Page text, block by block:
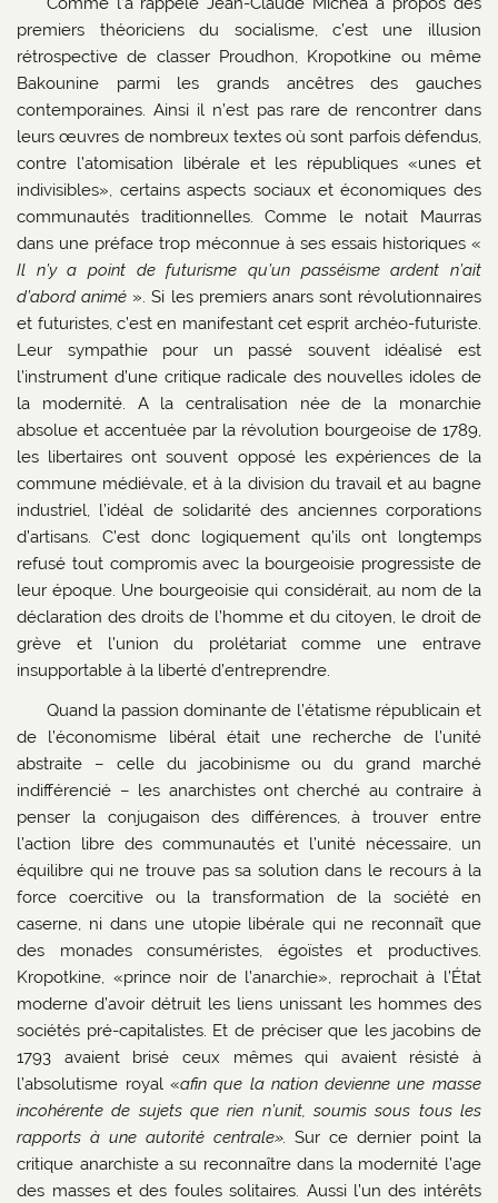
premiers théoriciens du socialisme, c’est une illusion
rétrospective de classer Proudhon, Kropotkine ou même
Bakounine parmi les grands ancêtres des gauches
contemporaines. Ainsi il n’est pas rare de rencontrer dans
leurs œuvres de nombreux textes où sont parfois défendus,
contre l’atomisation libérale et les républiques «unes et
indivisibles», certains aspects sociaux et économiques des
communautés traditionnelles. Comme le notait Maurras
dans une préface trop méconnue à ses essais historiques «
Il n’y a point de futurisme qu’un passéisme ardent n’ait
d’abord animé ». Si les premiers anars sont révolutionnaires
et futuristes, c’est en manifestant cet esprit archéo-futuriste.
Leur sympathie pour un passé souvent idéalisé est
l’instrument d’une critique radicale des nouvelles idoles de
la modernité. A la centralisation née de la monarchie
absolue et accentuée par la révolution bourgeoise de 1789,
les libertaires ont souvent opposé les expériences de la
commune médiévale, et à la division du travail et au bagne
industriel, l’idéal de solidarité des anciennes corporations
d’artisans. C’est donc logiquement qu’ils ont longtemps
refusé tout compromis avec la bourgeoisie progressiste de
leur époque. Une bourgeoisie qui considérait, au nom de la
déclaration des droits de l’homme et du citoyen, le droit de
grève et l’union du prolétariat comme une entrave
insupportable à la liberté d’entreprendre.
Quand la passion dominante de l’étatisme républicain et
de l’économisme libéral était une recherche de l’unité
abstraite – celle du jacobinisme ou du grand marché
indifférencié – les anarchistes ont cherché au contraire à
penser la conjugaison des différences, à trouver entre
l’action libre des communautés et l’unité nécessaire, un
équilibre qui ne trouve pas sa solution dans le recours à la
force coercitive ou la transformation de la société en
caserne, ni dans une utopie libérale qui ne reconnaît que
des monades consuméristes, égoïstes et productives.
Kropotkine, «prince noir de l’anarchie», reprochait à l’État
moderne d’avoir détruit les liens unissant les hommes des
sociétés pré-capitalistes. Et de préciser que les jacobins de
1793 avaient brisé ceux mêmes qui avaient résisté à
l’absolutisme royal «afin que la nation devienne une masse
incohérente de sujets que rien n’unit, soumis sous tous les
rapports à une autorité centrale».Sur ce dernier point la
critique anarchiste a su reconnaître dans la modernité l’age
des masses et des foules solitaires. Aussi l’un des intérêts